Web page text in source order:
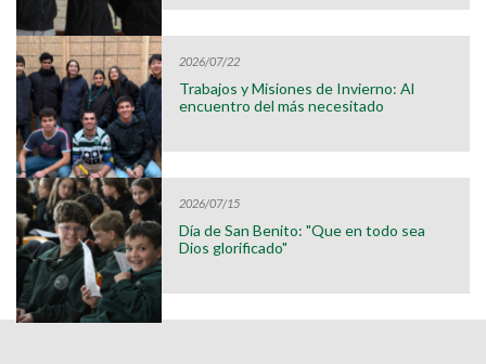
2026/07/22
Trabajos y Misiones de Invierno: Al
encuentro del más necesitado
2026/07/15
Día de San Benito: "Que en todo sea
Dios glorificado"